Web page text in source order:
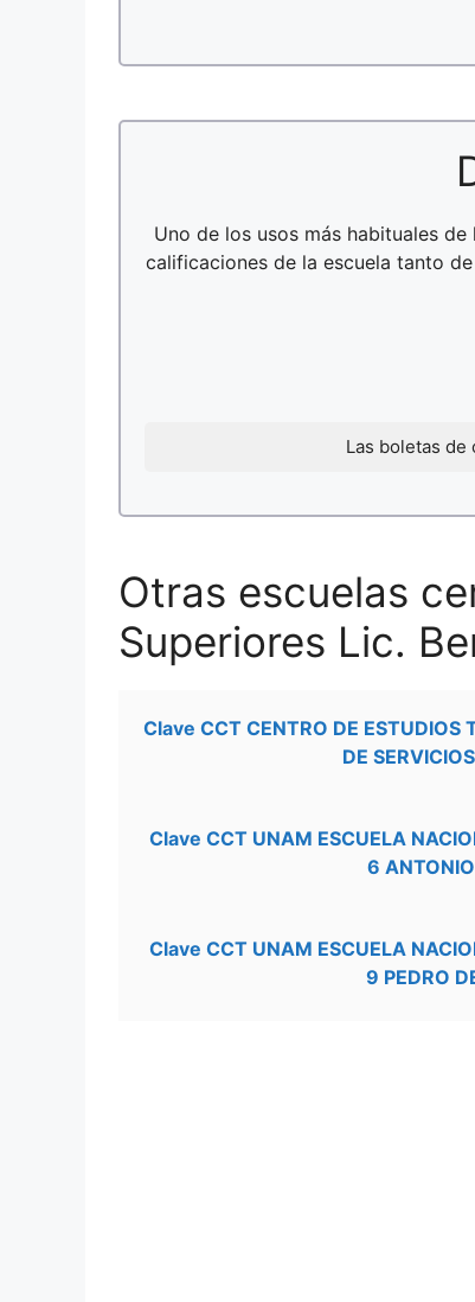
Uno de los usos más habituales
calificaciones de la escuela tanto
Las boletas
Otras escuelas
Superiores Lic.
Clave CCT CENTRO DE ESTUDIOS
DE
Clave CCT UNAM ESCUELA
6
Clave CCT UNAM ESCUELA
9 PEDRO